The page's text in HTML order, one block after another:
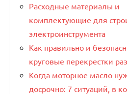
Расходные материалы и
комплектующие для
электроинструмента
Как правильно и
круговые перекрестки
Когда моторное масло
досрочно: 7 ситуаций, в